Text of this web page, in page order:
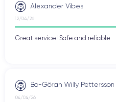
Alexander Vibes
12/04/26
Great service! Safe and reliable
Bo-Göran Willy Pettersson
04/04/26